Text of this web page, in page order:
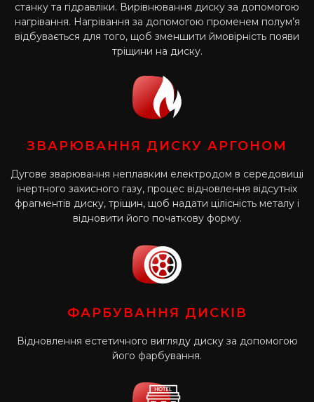
станку та гідравліки. Вирівнювання диску за допомогою
нагрівання. Нагрівання за допомогою променем полум’я
відбувається для того, щоб зменшити ймовірність появи
тріщини на диску.
ЗВАРЮВАННЯ ДИСКУ АРГОНОМ
Дугове зварювання неплавким електродом в середовищі
інертного захисного газу, процес відновлення відсутніх
фрагментів диску, тріщин, щоб надати цілісність металу і
відновити його початкову форму.
ФАРБУВАННЯ ДИСКІВ
Відновлення естетичного вигляду диску за допомогою
його фарбування.